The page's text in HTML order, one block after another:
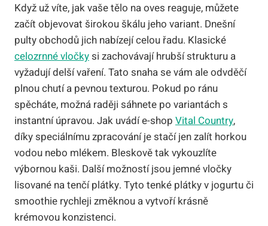
Když už víte, jak vaše tělo na oves reaguje, můžete
začít objevovat širokou škálu jeho variant. Dnešní
pulty obchodů jich nabízejí celou řadu. Klasické
celozrnné vločkysi zachovávají hrubší strukturu a
vyžadují delší vaření. Tato snaha se vám ale odvděčí
plnou chutí a pevnou texturou. Pokud po ránu
spěcháte, možná raději sáhnete po variantách s
instantní úpravou. Jak uvádí e-shop Vital Country,
díky speciálnímu zpracování je stačí jen zalít horkou
vodou nebo mlékem. Bleskově tak vykouzlíte
výbornou kaši. Další možností jsou jemné vločky
lisované na tenčí plátky. Tyto tenké plátky v jogurtu či
smoothie rychleji změknou a vytvoří krásně
krémovou konzistenci.